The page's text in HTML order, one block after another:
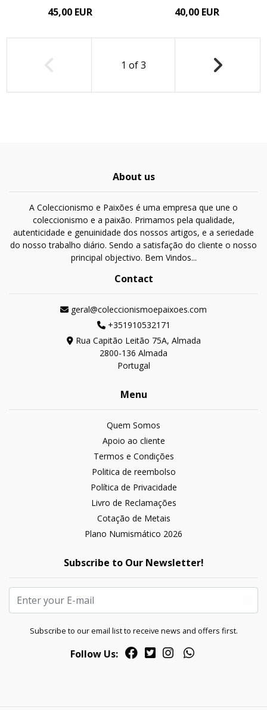
45,00 EUR
40,00 EUR
1 of 3
About us
A Coleccionismo e Paixões é uma empresa que une o
coleccionismo e a paixão. Primamos pela qualidade,
autenticidade e genuinidade dos nossos artigos, e a seriedade
do nosso trabalho diário. Sendo a satisfação do cliente o nosso
principal objectivo. Bem Vindos...
Contact
geral@coleccionismoepaixoes.com
+351910532171
Rua Capitão Leitão 75A, Almada
2800-136 Almada
Portugal
Menu
Quem Somos
Apoio ao cliente
Termos e Condições
Politica de reembolso
Política de Privacidade
Livro de Reclamações
Cotação de Metais
Plano Numismático 2026
Subscribe to Our Newsletter!
Subscribe to our email list to receive news and offers first.
Follow Us: